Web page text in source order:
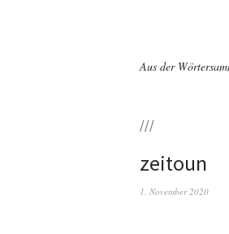
Aus der
///
zeitoun
1. November 2020